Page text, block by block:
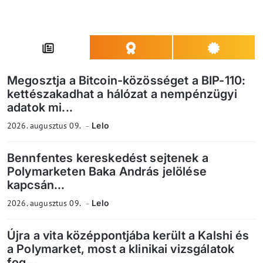
Megosztja a Bitcoin-közösséget a BIP-110:
kettészakadhat a hálózat a nempénzügyi
adatok mi...
2026. augusztus 09. Lelo
Bennfentes kereskedést sejtenek a
Polymarketen Baka András jelölése
kapcsán...
2026. augusztus 09. Lelo
Újra a vita középpontjába került a Kalshi és
a Polymarket, most a klinikai vizsgálatok